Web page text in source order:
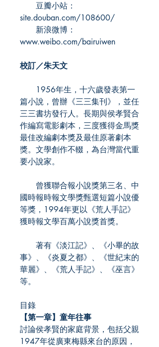
豆瓣小站：
site.douban.com/108600/
新浪微博：
www.weibo.com/bairuiwen
校訂／朱天文
1956年生，十六歲發表第一
篇小說，曾辦《三三集刊》，並任
三三書坊發行人。長期與侯孝賢合
作編寫電影劇本，三度獲得金馬獎
最佳改編劇本獎及最佳原著劇本
獎。文學創作不輟，為台灣當代重
要小說家。
曾獲聯合報小說獎第三名、中
國時報時報文學獎甄選短篇小說優
等獎，1994年更以《荒人手記》
獲時報文學百萬小說獎首獎。
著有《淡江記》、《小畢的故
事》、《炎夏之都》、《世紀末的
華麗》、《荒人手記》、《巫言》
等。
目錄
【第一章】童年往事
討論侯孝賢的家庭背景，包括父親
1947年從廣東梅縣來台的原因，